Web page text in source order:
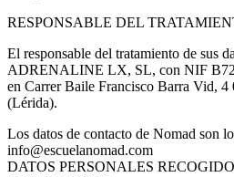
RESPONSABLE DEL
El responsable del tratamiento de sus
ADRENALINE LX, SL, con NIF
en Carrer Baile Francisco Barra Vid,
(Lérida).
Los datos de contacto de Nomad son
info@escuelanomad.com
DATOS PERSONALES